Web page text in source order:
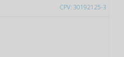
CPV: 30192125-3